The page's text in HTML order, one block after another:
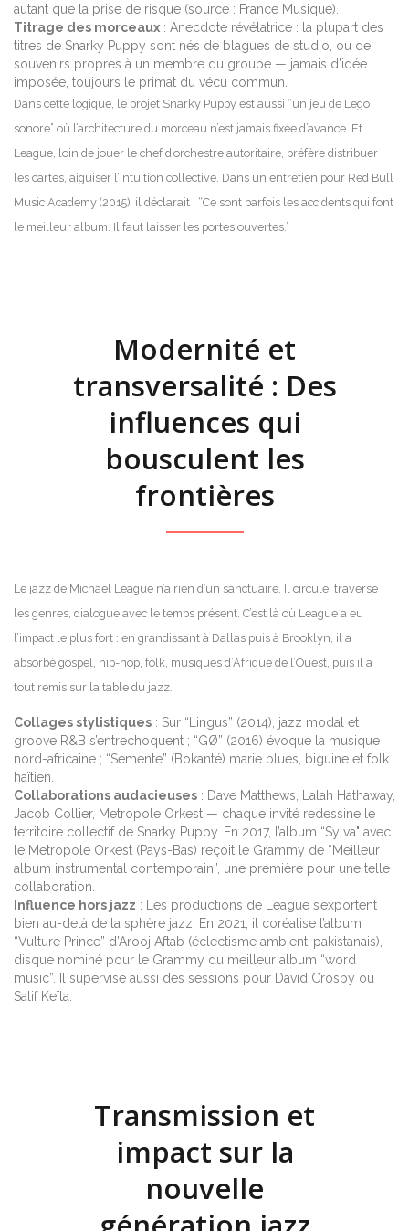
autant que la prise de risque (source : France Musique).
Titrage des morceaux : Anecdote révélatrice : la plupart des
titres de Snarky Puppy sont nés de blagues de studio, ou de
souvenirs propres à un membre du groupe — jamais d’idée
imposée, toujours le primat du vécu commun.
Dans cette logique, le projet Snarky Puppy est aussi “un jeu de Lego
sonore” où l’architecture du morceau n’est jamais fixée d’avance. Et
League, loin de jouer le chef d’orchestre autoritaire, préfère distribuer
les cartes, aiguiser l’intuition collective. Dans un entretien pour Red Bull
Music Academy (2015), il déclarait : “Ce sont parfois les accidents qui font
le meilleur album. Il faut laisser les portes ouvertes.”
Modernité et
transversalité : Des
influences qui
bousculent les
frontières
Le jazz de Michael League n’a rien d’un sanctuaire. Il circule, traverse
les genres, dialogue avec le temps présent. C’est là où League a eu
l’impact le plus fort : en grandissant à Dallas puis à Brooklyn, il a
absorbé gospel, hip-hop, folk, musiques d’Afrique de l’Ouest, puis il a
tout remis sur la table du jazz.
Collages stylistiques : Sur “Lingus” (2014), jazz modal et
groove R&B s’entrechoquent ; “GØ” (2016) évoque la musique
nord-africaine ; “Semente” (Bokanté) marie blues, biguine et folk
haïtien.
Collaborations audacieuses : Dave Matthews, Lalah Hathaway,
Jacob Collier, Metropole Orkest — chaque invité redessine le
territoire collectif de Snarky Puppy. En 2017, l’album “Sylva" avec
le Metropole Orkest (Pays-Bas) reçoit le Grammy de “Meilleur
album instrumental contemporain”, une première pour une telle
collaboration.
Influence hors jazz : Les productions de League s’exportent
bien au-delà de la sphère jazz. En 2021, il coréalise l’album
“Vulture Prince” d’Arooj Aftab (éclectisme ambient-pakistanais),
disque nominé pour le Grammy du meilleur album “word
music”. Il supervise aussi des sessions pour David Crosby ou
Salif Keïta.
Transmission et
impact sur la
nouvelle